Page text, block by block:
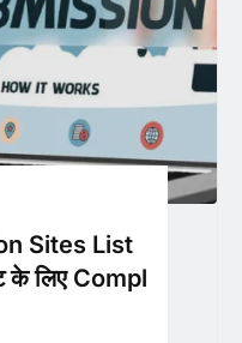
Sites List
के लिए Compl